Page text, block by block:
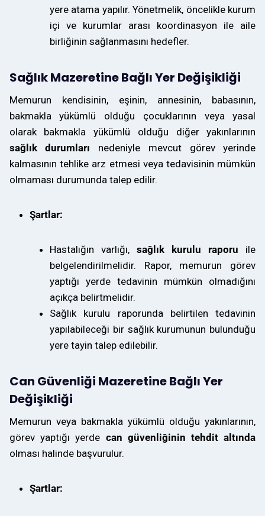
yere atama yapılır. Yönetmelik, öncelikle kurum
içi ve kurumlar arası koordinasyon ile aile
birliğinin sağlanmasını hedefler.
Sağlık Mazeretine Bağlı Yer Değişikliği
Memurun kendisinin, eşinin, annesinin, babasının,
bakmakla yükümlü olduğu çocuklarının veya yasal
olarak bakmakla yükümlü olduğu diğer yakınlarının
sağlık durumları nedeniyle mevcut görev yerinde
kalmasının tehlike arz etmesi veya tedavisinin mümkün
olmaması durumunda talep edilir.
Şartlar:
Hastalığın varlığı, sağlık kurulu raporu ile
belgelendirilmelidir. Rapor, memurun görev
yaptığı yerde tedavinin mümkün olmadığını
açıkça belirtmelidir.
Sağlık kurulu raporunda belirtilen tedavinin
yapılabileceği bir sağlık kurumunun bulunduğu
yere tayin talep edilebilir.
Can Güvenliği Mazeretine Bağlı Yer
Değişikliği
Memurun veya bakmakla yükümlü olduğu yakınlarının,
görev yaptığı yerde can güvenliğinin tehdit altında
olması halinde başvurulur.
Şartlar: